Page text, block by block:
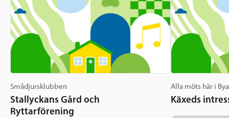
Smådjursklubben
Stallyckans Gård och
Ryttarförening
Alla möts här i
Käxeds